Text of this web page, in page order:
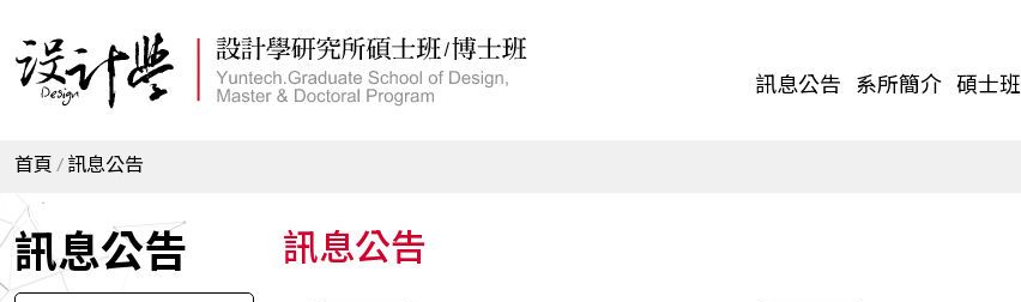
訊息公告 系所簡介 碩士班
首頁 訊息公告
訊息公告 訊息公告